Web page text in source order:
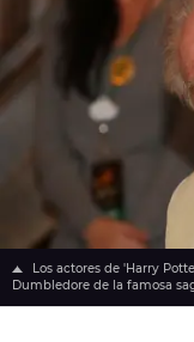
Los actores de 'Harry
Dumbledore de la famosa